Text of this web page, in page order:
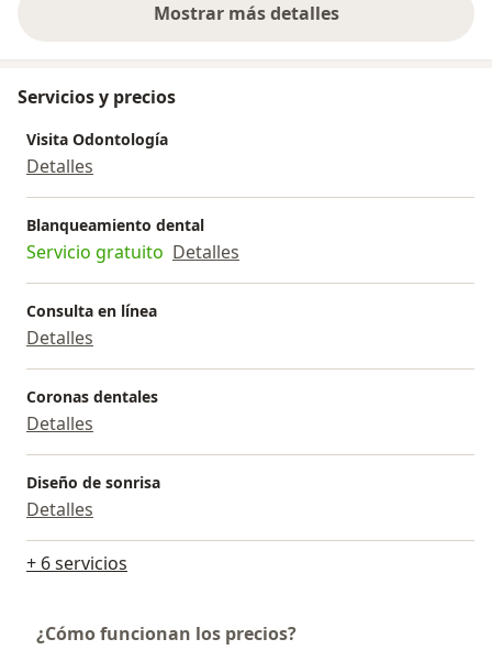
Mostrar más detalles
sobre la experiencia
Servicios y precios
Visita Odontología
Detalles
Blanqueamiento dental
Servicio gratuito Detalles
Consulta en línea
Detalles
Coronas dentales
Detalles
Diseño de sonrisa
Detalles
+ 6 servicios
¿Cómo funcionan los precios?